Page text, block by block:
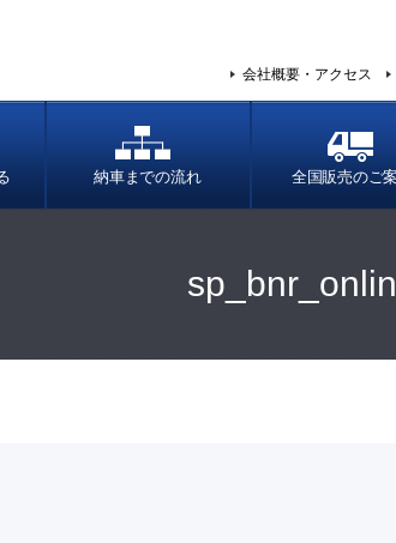
会社概要・アクセス
納車までの流れ 全国販売のご